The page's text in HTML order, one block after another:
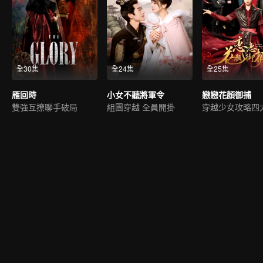
全30集
雁回時
雙強互撩聯手破局
全24集
小女不聽將軍令
組團穿越 全員開掛
全25集
戀戀花顏御捕
穿越少女攻略四